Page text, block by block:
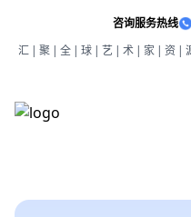
咨询服务热线
汇|聚|全|球|艺|术|家|资|